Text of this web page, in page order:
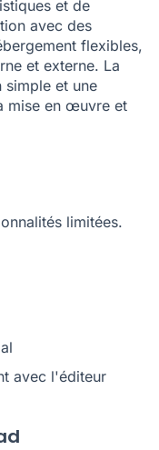
et de
avec des
flexibles,
et externe. La
et une
mise en œuvre et
limitées.
avec l'éditeur